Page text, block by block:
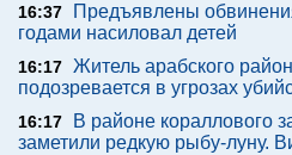
16:37
Предъявлены
годами насиловал детей
16:17 Житель арабского
подозревается в угрозах
16:17
В районе кораллового
заметили редкую рыбу-луну.